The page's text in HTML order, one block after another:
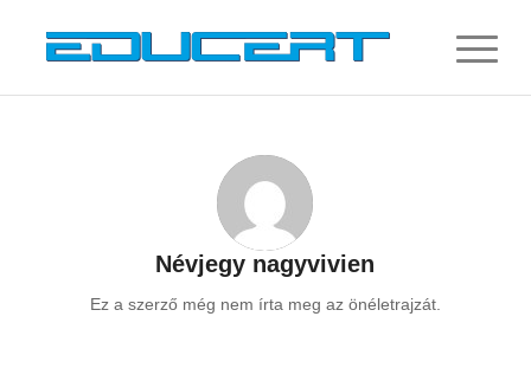
Névjegy nagyvivien
Ez a szerző még nem írta meg az önéletrajzát.